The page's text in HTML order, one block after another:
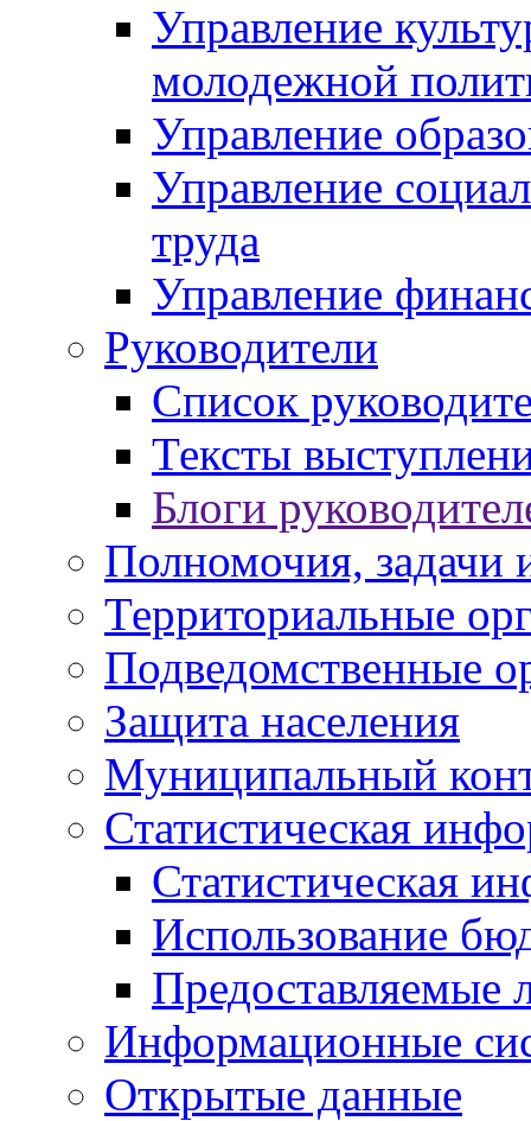
Управление
молодежной
Управление
Управление
труда
Управление
Руководители
Список
Тексты
Блоги
Полномочия, задачи
Территориальные
Подведомственные
Защита населения
Муниципальный
Статистическая
Статистическая
Использование
Предоставляемые
Информационные
Открытые данные